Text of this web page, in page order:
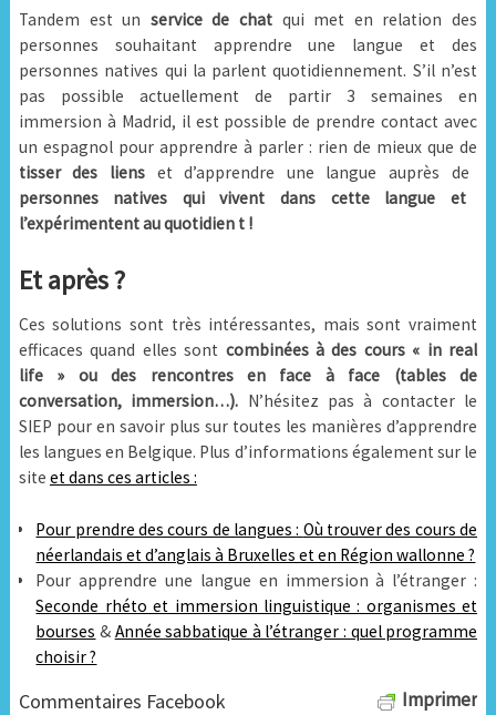
Tandem est un service de chat qui met en relation des
personnes souhaitant apprendre une langue et des
personnes natives qui la parlent quotidiennement. S’il n’est
pas possible actuellement de partir 3 semaines en
immersion à Madrid, il est possible de prendre contact avec
un espagnol pour apprendre à parler : rien de mieux que de
tisser des liens et d’apprendre une langue auprès de
personnes natives qui vivent dans cette langue et
l’expérimentent au quotidien t !
Et après ?
Ces solutions sont très intéressantes, mais sont vraiment
efficaces quand elles sont combinées à des cours « in real
life » ou des rencontres en face à face (tables de
conversation, immersion…). N’hésitez pas à contacter le
SIEP pour en savoir plus sur toutes les manières d’apprendre
les langues en Belgique. Plus d’informations également sur le
site et dans ces articles :
Pour prendre des cours de langues : Où trouver des cours de
néerlandais et d’anglais à Bruxelles et en Région wallonne ?
Pour apprendre une langue en immersion à l’étranger :
Seconde rhéto et immersion linguistique : organismes et
bourses & Année sabbatique à l’étranger : quel programme
choisir ?
Imprimer
Commentaires Facebook